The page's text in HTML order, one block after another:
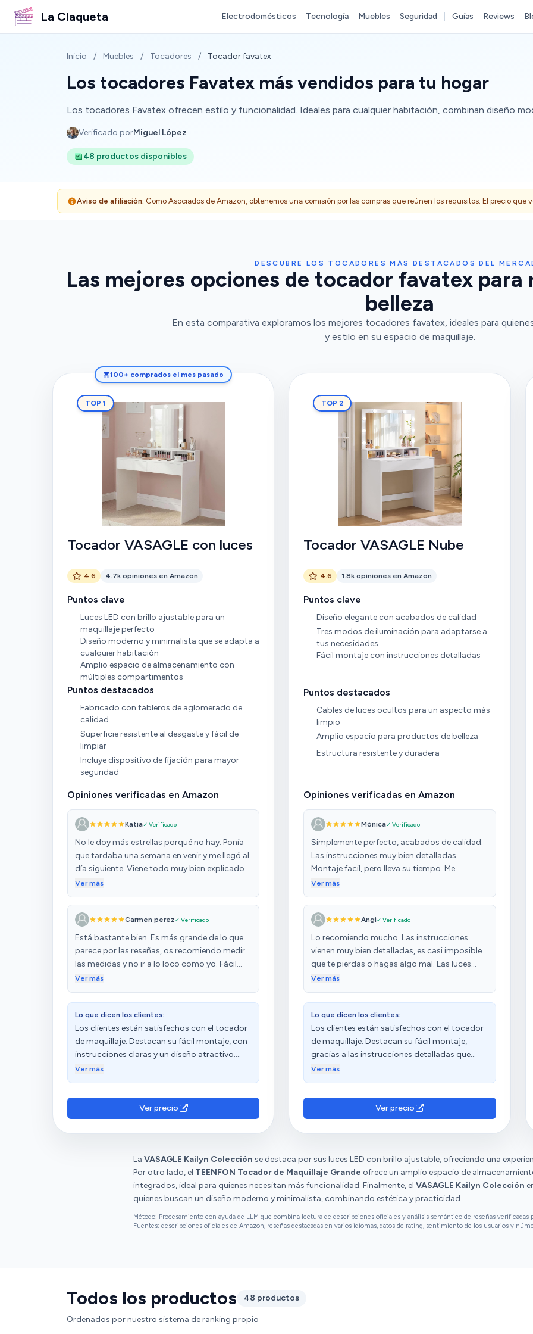
La Claqueta Electrodomésticos Tecnología Muebles Seguridad Guías Reviews
Inicio / Muebles / Tocadores / Tocador favatex
Los tocadores Favatex más vendidos para tu hogar
Los tocadores Favatex ofrecen estilo y funcionalidad. Ideales para cualquier habitación, combinan diseño
Verificado porMiguel López
48 productos disponibles
Aviso de afiliación: Como Asociados de Amazon, obtenemos una comisión por las compras que reúnen los requisitos. El precio que
DESCUBRE LOS TOCADORES MÁS DESTACADOS DEL
Las mejores opciones de tocador favatex para
belleza
En esta comparativa exploramos los mejores tocadores favatex, ideales para
y estilo en su espacio de maquillaje.
100+ comprados el mes pasado
TOP 1
Tocador VASAGLE con luces
4.6 4.7k opiniones en Amazon
Puntos clave
Luces LED con brillo ajustable para un
maquillaje perfecto
Diseño moderno y minimalista que se adapta a
cualquier habitación
Amplio espacio de almacenamiento con
múltiples compartimentos
Puntos destacados
Fabricado con tableros de aglomerado de
calidad
Superficie resistente al desgaste y fácil de
limpiar
Incluye dispositivo de fijación para mayor
seguridad
Opiniones verificadas en Amazon
Katia✓ Verificado
No le doy más estrellas porqué no hay. Ponía
que tardaba una semana en venir y me llegó al
día siguiente. Viene todo muy bien explicado y
detallado en las instrucciones, las piezas
montar. Las luces son una pasada. Lo
recomiendo totalmente. Y el precio increíble
para lo bonito que es
Ver más
Carmen perez✓ Verificado
Está bastante bien. Es más grande de lo que
parece por las reseñas, os recomiendo medir
las medidas y no ir a lo loco como yo. Fácil
montaje no. Son 6 horas con mucha
destornillador electrico porque hay muchos
tornillos. Está bastante bien, a mí hija le ha
gustado pero ... Paciencia .
Ver más
Lo que dicen los clientes:
Los clientes están satisfechos con el tocador
de maquillaje. Destacan su fácil montaje, con
instrucciones claras y un diseño atractivo.
Aprecian su apariencia, calidad y buena
muy bien. Además, aprecian su tamaño y
ajuste. Sin embargo, hay opiniones diversas
sobre su estado.
Ver más
Ver precio
TOP 2
Tocador VASAGLE Nube
4.6 1.8k opiniones en Amazon
Puntos clave
Diseño elegante con acabados de calidad
Tres modos de iluminación para adaptarse a
tus necesidades
Fácil montaje con instrucciones detalladas
Puntos destacados
Cables de luces ocultos para un aspecto más
limpio
Amplio espacio para productos de belleza
Estructura resistente y duradera
Opiniones verificadas en Amazon
Mónica✓ Verificado
Simplemente perfecto, acabados de calidad.
Las instrucciones muy bien detalladas.
Montaje facil, pero lleva su tiempo. Me
sorprendió la potencia de las luces. El
encantada con la sorpresa.l!! Lo recomiendo
sin duda.
Ver más
Angi✓ Verificado
Lo recomiendo mucho. Las instrucciones
vienen muy bien detalladas, es casi imposible
que te pierdas o hagas algo mal. Las luces
alumbran mucho, es decir, te puedes ver
es muy grande, pero está bien. Es muy
bonito!! Y sobre todo tarda muy poco en
llegar también, me llego en 2 días. Lo único
malo es que no me avisaron de que estaba en
reparto, por lo demás, todo bien!!
Ver más
Lo que dicen los clientes:
Los clientes están satisfechos con el tocador
de maquillaje. Destacan su fácil montaje,
gracias a las instrucciones detalladas que
vienen incluidas. Además, resaltan su
considerada buena. Los clientes aprecian el
tamaño, la practicidad y la capacidad de los
cajones. Sin embargo, tienen opiniones
Ver más
Ver precio
La VASAGLE Kailyn Colección se destaca por sus luces LED con brillo ajustable, ofreciendo una
Por otro lado, el TEENFON Tocador de Maquillaje Grande ofrece un amplio espacio de
integrados, ideal para quienes necesitan más funcionalidad. Finalmente, el VASAGLE Kailyn Colección
quienes buscan un diseño moderno y minimalista, combinando estética y practicidad.
Método: Procesamiento con ayuda de LLM que combina lectura de descripciones oficiales y análisis semántico de reseñas verificadas
Fuentes: descripciones oficiales de Amazon, reseñas destacadas en varios idiomas, datos de rating, sentimiento de los usuarios y
Todos los productos 48 productos
Ordenados por nuestro sistema de ranking propio